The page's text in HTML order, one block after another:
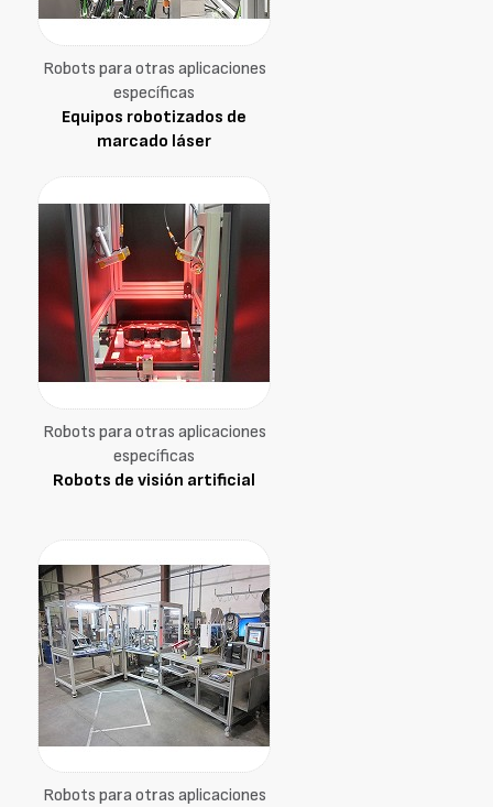
Robots para otras aplicaciones
específicas
Equipos robotizados de
marcado láser
Robots para otras aplicaciones
específicas
Robots de visión artificial
Robots para otras aplicaciones